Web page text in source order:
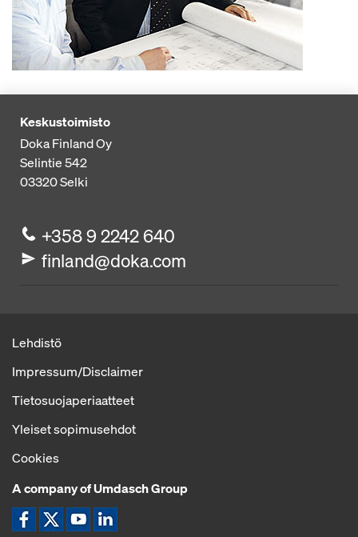
Keskustoimisto
Doka Finland Oy
Selintie 542
03320Selki
+358 9 2242 640
finland@doka.com
Lehdistö
Impressum/Disclaimer
Tietosuojaperiaatteet
Yleiset sopimusehdot
Cookies
A company of Umdasch Group
Kuvake Facebook
Kuvake Twitter
Kuvake YouTube
Kuvake LinkedIn